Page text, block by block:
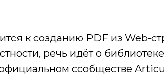
к созданию PDF из Web-
речь идёт о библиотеке
сообществе